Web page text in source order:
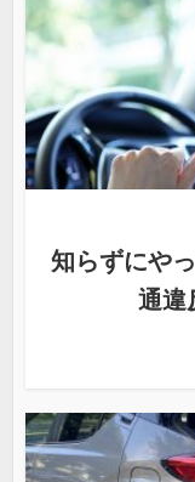
知らずにや
通違